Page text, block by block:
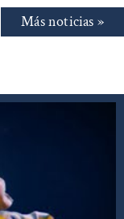
Más noticias »